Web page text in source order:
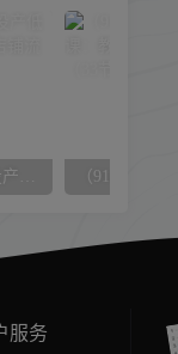
服务